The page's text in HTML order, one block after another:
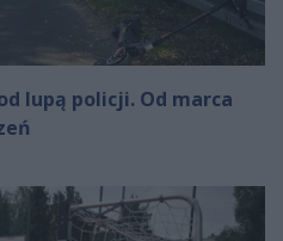
lupą policji. Od marca